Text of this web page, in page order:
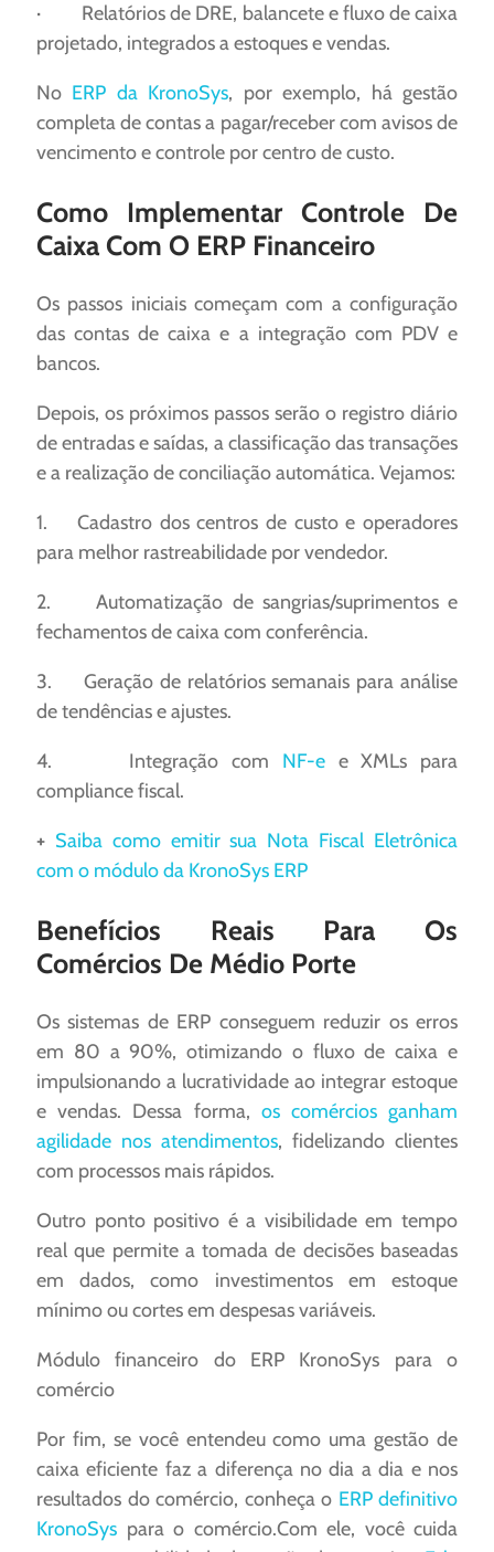
· Relatórios de DRE, balancete e fluxo de caixa
projetado, integrados a estoques e vendas. ​
No ERP da KronoSys, por exemplo, há gestão
completa de contas a pagar/receber com avisos de
vencimento e controle por centro de custo.
Como Implementar Controle De
Caixa Com O ERP Financeiro
Os passos iniciais começam com a configuração
das contas de caixa e a integração com PDV e
bancos.
Depois, os próximos passos serão o registro diário
de entradas e saídas, a classificação das transações
e a realização de conciliação automática. Vejamos:
1. Cadastro dos centros de custo e operadores
para melhor rastreabilidade por vendedor.
2. Automatização de sangrias/suprimentos e
fechamentos de caixa com conferência.
3. Geração de relatórios semanais para análise
de tendências e ajustes.
4. Integração com NF-ee XMLs para
compliance fiscal.
+ Saiba como emitir sua Nota Fiscal Eletrônica
com o módulo da KronoSys ERP
Benefícios Reais Para Os
Comércios De Médio Porte
Os sistemas de ERP conseguem reduzir os erros
em 80 a 90%, otimizando o fluxo de caixa e
impulsionando a lucratividade ao integrar estoque
e vendas. Dessa forma, os comércios ganham
agilidade nos atendimentos, fidelizando clientes
com processos mais rápidos.
Outro ponto positivo é a visibilidade em tempo
real que permite a tomada de decisões baseadas
em dados, como investimentos em estoque
mínimo ou cortes em despesas variáveis.
Módulo financeiro do ERP KronoSys para o
comércio
Por fim, se você entendeu como uma gestão de
caixa eficiente faz a diferença no dia a dia e nos
resultados do comércio, conheça o ERP definitivo
KronoSys para o comércio.Com ele, você cuida